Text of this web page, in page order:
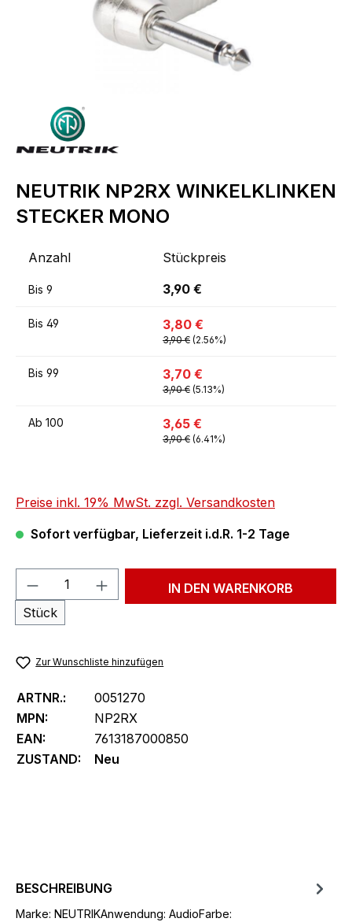
NEUTRIK NP2RX WINKELKLINKEN
STECKER MONO
Anzahl Stückpreis
Bis 9 3,90 €
Bis 49 3,80 €
3,90 € (2.56%)
Bis 99 3,70 €
3,90 € (5.13%)
Ab 100 3,65 €
3,90 € (6.41%)
Preise inkl. 19% MwSt. zzgl. Versandkosten
Sofort verfügbar, Lieferzeit i.d.R. 1-2 Tage
Produkt Anzahl: Gib den
Stück
IN DEN WARENKORB
Zur Wunschliste hinzufügen
ARTNR.:
0051270
MPN:
NP2RX
EAN:
7613187000850
ZUSTAND:
Neu
BESCHREIBUNG
Marke: NEUTRIKAnwendung: AudioFarbe: